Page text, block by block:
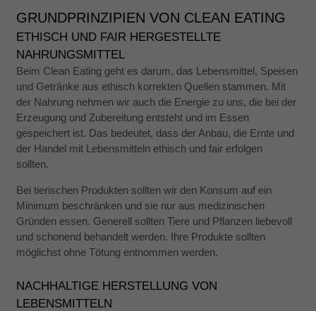
GRUNDPRINZIPIEN VON CLEAN EATING
ETHISCH UND FAIR HERGESTELLTE
NAHRUNGSMITTEL
Beim Clean Eating geht es darum, das Lebensmittel, Speisen
und Getränke aus ethisch korrekten Quellen stammen. Mit
der Nahrung nehmen wir auch die Energie zu uns, die bei der
Erzeugung und Zubereitung entsteht und im Essen
gespeichert ist. Das bedeutet, dass der Anbau, die Ernte und
der Handel mit Lebensmitteln ethisch und fair erfolgen
sollten.
Bei tierischen Produkten sollten wir den Konsum auf ein
Minimum beschränken und sie nur aus medizinischen
Gründen essen. Generell sollten Tiere und Pflanzen liebevoll
und schonend behandelt werden. Ihre Produkte sollten
möglichst ohne Tötung entnommen werden.
NACHHALTIGE HERSTELLUNG VON
LEBENSMITTELN
Cookies
können wir die
Funktionsweise
auf Basis der
Nutzung
verbessern.
Erfahrung
Damit unsere
Ihres
Besuchs so
gut wie
möglich
funktioniert.
Wenn Sie
ablehnen,